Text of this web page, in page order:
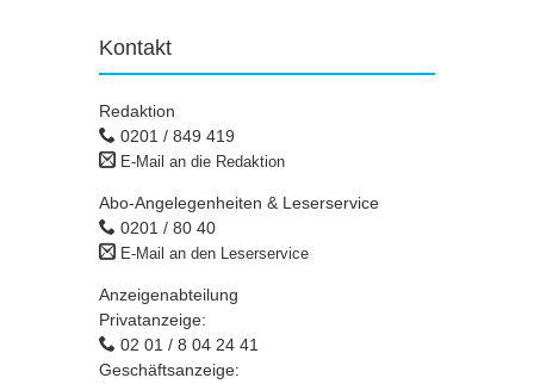
Kontakt
Redaktion
0201 / 849 419
E-Mail an die Redaktion
Abo-Angelegenheiten & Leserservice
0201 / 80 40
E-Mail an den Leserservice
Anzeigenabteilung
Privatanzeige:
02 01 / 8 04 24 41
Geschäftsanzeige: